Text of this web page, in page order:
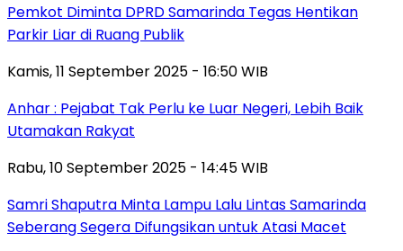
Pemkot Diminta DPRD Samarinda Tegas Hentikan
Parkir Liar di Ruang Publik
Kamis, 11 September 2025 - 16:50 WIB
Anhar : Pejabat Tak Perlu ke Luar Negeri, Lebih Baik
Utamakan Rakyat
Rabu, 10 September 2025 - 14:45 WIB
Samri Shaputra Minta Lampu Lalu Lintas Samarinda
Seberang Segera Difungsikan untuk Atasi Macet